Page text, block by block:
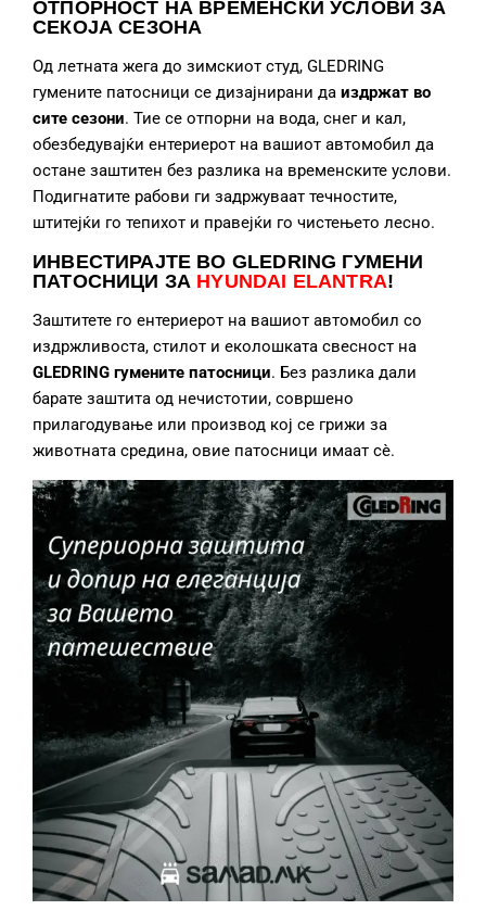
ОТПОРНОСТ НА ВРЕМЕНСКИ УСЛОВИ ЗА
СЕКОЈА СЕЗОНА
Од летната жега до зимскиот студ, GLEDRING
гумените патосници се дизајнирани да издржат во
сите сезони. Тие се отпорни на вода, снег и кал,
обезбедувајќи ентериерот на вашиот автомобил да
остане заштитен без разлика на временските услови.
Подигнатите рабови ги задржуваат течностите,
штитејќи го тепихот и правејќи го чистењето лесно.
ИНВЕСТИРАЈТЕ ВО GLEDRING ГУМЕНИ
ПАТОСНИЦИ ЗА HYUNDAI ELANTRA!
Заштитете го ентериерот на вашиот автомобил со
издржливоста, стилот и еколошката свесност на
GLEDRING гумените патосници. Без разлика дали
барате заштита од нечистотии, совршено
прилагодување или производ кој се грижи за
животната средина, овие патосници имаат сè.